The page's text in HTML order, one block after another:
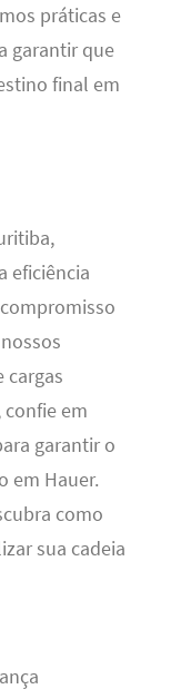
práticas e
garantir que
final em
eficiência
cargas
em
garantir o
em Hauer.
como
sua cadeia